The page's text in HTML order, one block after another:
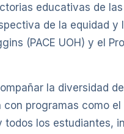
educativas de
de la equidad y
(PACE UOH) y el
la diversidad de
programas como el
todos los estudiantes,